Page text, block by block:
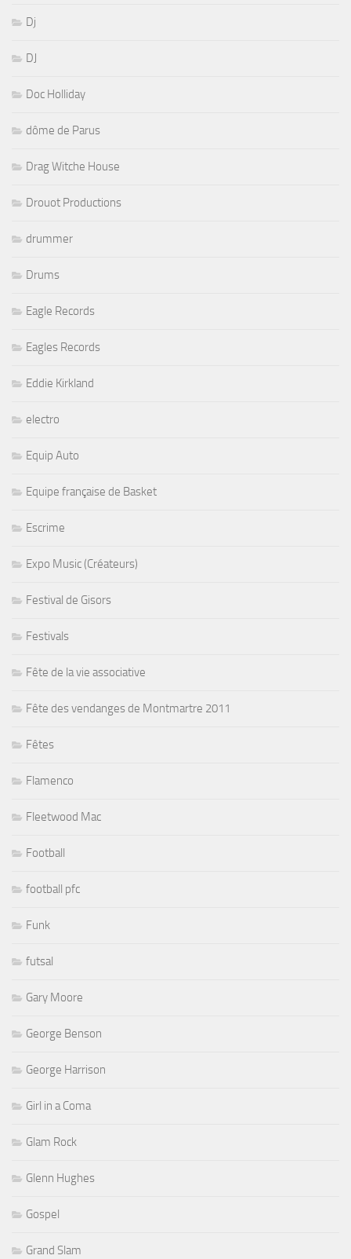
Dj
DJ
Doc Holliday
dôme de Parus
Drag Witche House
Drouot Productions
drummer
Drums
Eagle Records
Eagles Records
Eddie Kirkland
electro
Equip Auto
Equipe française de Basket
Escrime
Expo Music (Créateurs)
Festival de Gisors
Festivals
Fête de la vie associative
Fête des vendanges de Montmartre 2011
Fêtes
Flamenco
Fleetwood Mac
Football
football pfc
Funk
futsal
Gary Moore
George Benson
George Harrison
Girl in a Coma
Glam Rock
Glenn Hughes
Gospel
Grand Slam